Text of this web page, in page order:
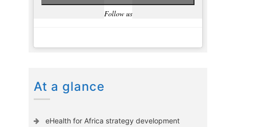
Follow us
At a glance
eHealth for Africa strategy development